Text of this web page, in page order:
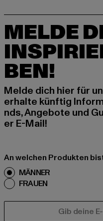
MELDE
BEN!
Melde dich hier für
erhalte künftig
nds, Angebote und
er E-Mail!
An welchen Produkten
MÄNNER
FRAUEN